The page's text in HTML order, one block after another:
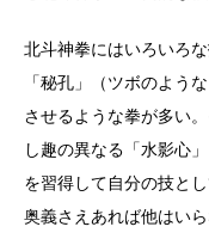
北斗神拳にはいろいろ
「秘孔」（ツボのよう
させるような拳が多い
し趣の異なる「水影心
を習得して自分の技と
奥義さえあれば他はい